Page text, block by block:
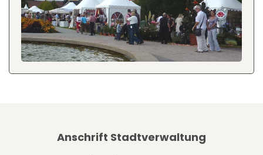
Anschrift Stadtverwaltung